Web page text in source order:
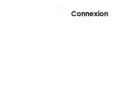
Connexion